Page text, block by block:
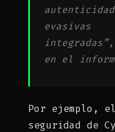
evasivas
en el
Por ejemplo,
seguridad de